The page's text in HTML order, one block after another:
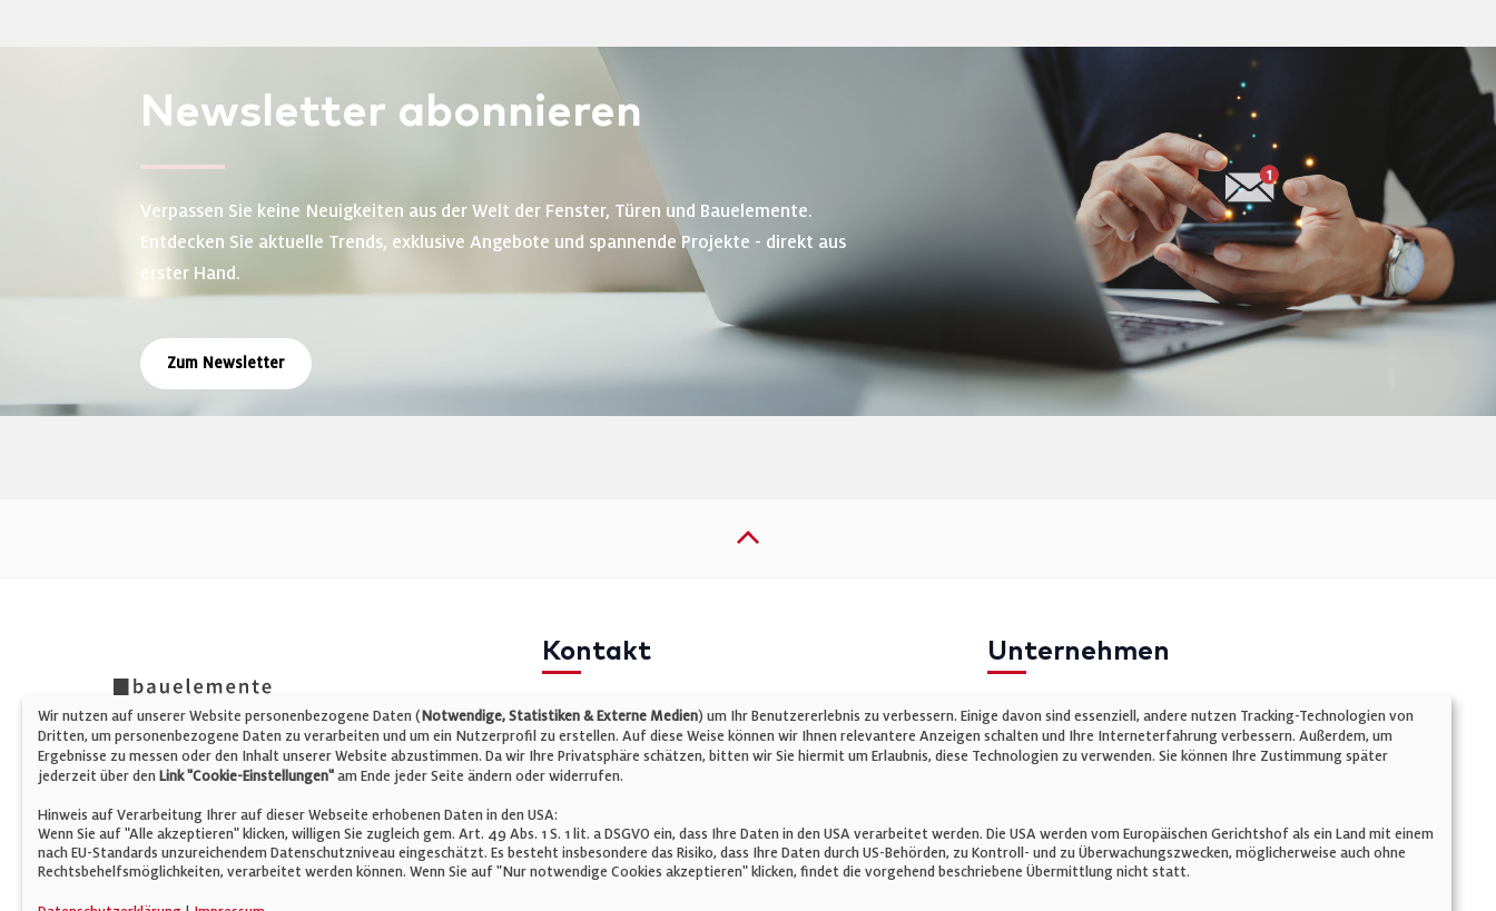
Newsletter abonnieren
Verpassen Sie keine Neuigkeiten aus der Welt der Fenster, Türen und Bauelemente.
Entdecken Sie aktuelle Trends, exklusive Angebote und spannende Projekte - direkt aus
erster Hand.
Zum Newsletter
Kontakt
E-Mail:info@bauelemente-bau.eu
Unternehmen
Datenschutz
Cookie-Einstellungen
© Verlag für Fachpublizistik GmbH
Wir nutzen auf unserer Website personenbezogene Daten (Notwendige, Statistiken & Externe Medien) um Ihr Benutzererlebnis zu verbessern. Einige davon sind essenziell, andere nutzen Tracking-Technologien von
Dritten, um personenbezogene Daten zu verarbeiten und um ein Nutzerprofil zu erstellen. Auf diese Weise können wir Ihnen relevantere Anzeigen schalten und Ihre Interneterfahrung verbessern. Außerdem, um
Ergebnisse zu messen oder den Inhalt unserer Website abzustimmen. Da wir Ihre Privatsphäre schätzen, bitten wir Sie hiermit um Erlaubnis, diese Technologien zu verwenden. Sie können Ihre Zustimmung später
jederzeit über den Link "Cookie-Einstellungen" am Ende jeder Seite ändern oder widerrufen.
Hinweis auf Verarbeitung Ihrer auf dieser Webseite erhobenen Daten in den USA:
Wenn Sie auf "Alle akzeptieren" klicken, willigen Sie zugleich gem. Art. 49 Abs. 1 S. 1 lit. a DSGVO ein, dass Ihre Daten in den USA verarbeitet werden. Die USA werden vom Europäischen Gerichtshof als ein Land mit einem
nach EU-Standards unzureichendem Datenschutzniveau eingeschätzt. Es besteht insbesondere das Risiko, dass Ihre Daten durch US-Behörden, zu Kontroll- und zu Überwachungszwecken, möglicherweise auch ohne
Rechtsbehelfsmöglichkeiten, verarbeitet werden können. Wenn Sie auf "Nur notwendige Cookies akzeptieren" klicken, findet die vorgehend beschriebene Übermittlung nicht statt.